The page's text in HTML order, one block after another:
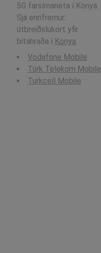
5G farsímaneta í Konya.
Sjá ennfremur:
útbreiðslukort yfir
bitahraða í Konya
Vodafone Mobile
Türk Telekom Mobile
Turkcell Mobile